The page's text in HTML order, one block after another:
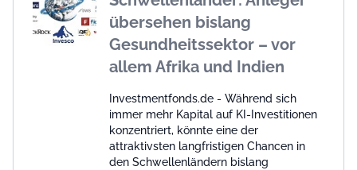
übersehen bislang
Gesundheitssektor – vor
allem Afrika und Indien
Investmentfonds.de - Während sich
immer mehr Kapital auf KI-Investitionen
konzentriert, könnte eine der
attraktivsten langfristigen Chancen in
den Schwellenländern bislang